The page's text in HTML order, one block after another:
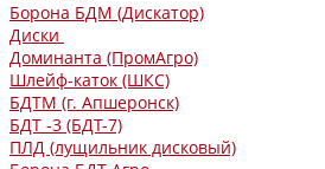
Борона БДМ (Дискатор)
Диски
Доминанта (ПромАгро)
Шлейф-каток (ШКС)
БДТМ (г. Апшеронск)
БДТ -3 (БДТ-7)
ПЛД (лущильник дисковый)